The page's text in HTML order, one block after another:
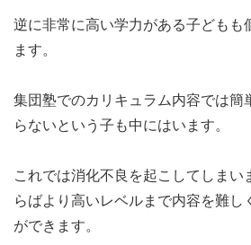
逆に非常に高い学力がある子どもも
ます。
集団塾でのカリキュラム内容では簡
らないという子も中にはいます。
これでは消化不良を起こしてしまい
らばより高いレベルまで内容を難し
ができます。